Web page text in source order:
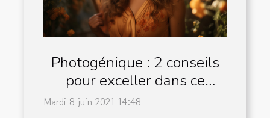
Photogénique : 2 conseils
pour exceller dans ce
domaine
Mardi 8 juin 2021 14:48